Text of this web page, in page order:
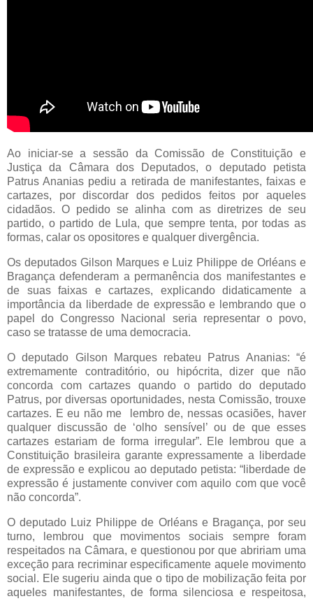
Ao iniciar-se a sessão da Comissão de Constituição e
Justiça da Câmara dos Deputados, o deputado petista
Patrus Ananias pediu a retirada de manifestantes, faixas e
cartazes, por discordar dos pedidos feitos por aqueles
cidadãos. O pedido se alinha com as diretrizes de seu
partido, o partido de Lula, que sempre tenta, por todas as
formas, calar os opositores e qualquer divergência.
Os deputados Gilson Marques e Luiz Philippe de Orléans e
Bragança defenderam a permanência dos manifestantes e
de suas faixas e cartazes, explicando didaticamente a
importância da liberdade de expressão e lembrando que o
papel do Congresso Nacional seria representar o povo,
caso se tratasse de uma democracia.
O deputado Gilson Marques rebateu Patrus Ananias: “é
extremamente contraditório, ou hipócrita, dizer que não
concorda com cartazes quando o partido do deputado
Patrus, por diversas oportunidades, nesta Comissão, trouxe
cartazes. E eu não me lembro de, nessas ocasiões, haver
qualquer discussão de ‘olho sensível’ ou de que esses
cartazes estariam de forma irregular”. Ele lembrou que a
Constituição brasileira garante expressamente a liberdade
de expressão e explicou ao deputado petista: “liberdade de
expressão é justamente conviver com aquilo com que você
não concorda”.
O deputado Luiz Philippe de Orléans e Bragança, por seu
turno, lembrou que movimentos sociais sempre foram
respeitados na Câmara, e questionou por que abririam uma
exceção para recriminar especificamente aquele movimento
social. Ele sugeriu ainda que o tipo de mobilização feita por
aqueles manifestantes, de forma silenciosa e respeitosa,